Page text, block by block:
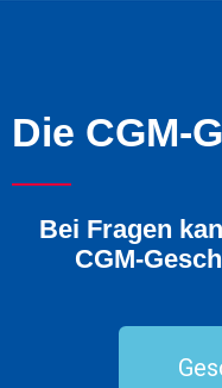
Die CGM-
Bei Fragen
CGM-